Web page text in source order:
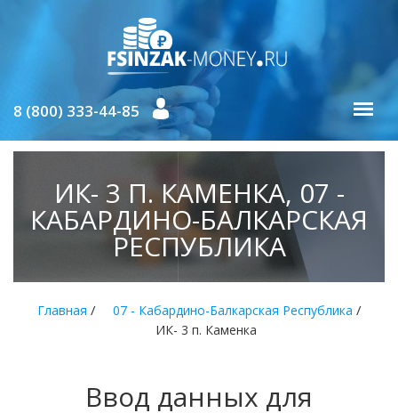
8 (800) 333-44-85
ИК- 3 П. КАМЕНКА, 07 -
КАБАРДИНО-БАЛКАРСКАЯ
РЕСПУБЛИКА
Главная / 07 - Кабардино-Балкарская Республика /
ИК- 3 п. Каменка
Ввод данных для